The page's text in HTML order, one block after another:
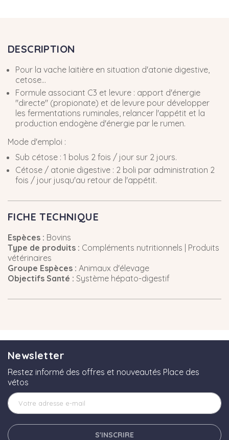
DESCRIPTION
Pour la vache laitière en situation d'atonie digestive,
cetose...
Formule associant C3 et levure : apport d'énergie
"directe" (propionate) et de levure pour développer
les fermentations ruminales, relancer l'appétit et la
production endogène d'énergie par le rumen.
Mode d'emploi :
Sub cétose : 1 bolus 2 fois / jour sur 2 jours.
Cétose / atonie digestive : 2 boli par administration 2
fois / jour jusqu'au retour de l'appétit.
FICHE TECHNIQUE
Espèces : Bovins
Type de produits : Compléments nutritionnels | Produits
vétérinaires
Groupe Espèces : Animaux d'élevage
Objectifs Santé : Système hépato-digestif
Newsletter
Restez informé des offres et nouveautés Place des
vétos
S'INSCRIRE